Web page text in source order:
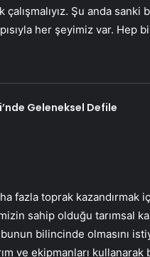
çalışmalıyız. Şu anda
her şeyimiz var.
Geleneksel Defile
fazla toprak
sahip olduğu tarımsal
bunun bilincinde olmasını
ve ekipmanları